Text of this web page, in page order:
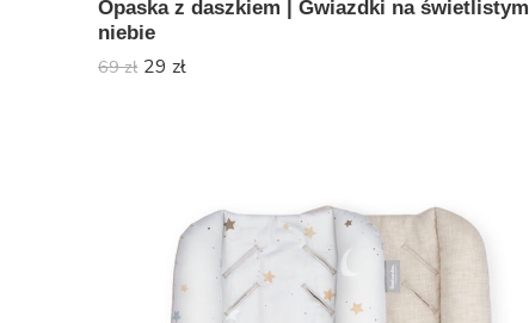
Opaska z daszkiem | Gwiazdki na świetlistym
niebie
69zł 29 zł